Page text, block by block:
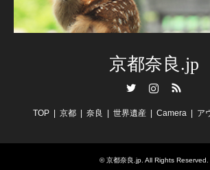
京都奈良.jp
TOP 京都 奈良 世界遺産 Camera ア
©京都奈良.jp. All Rights Reserved.